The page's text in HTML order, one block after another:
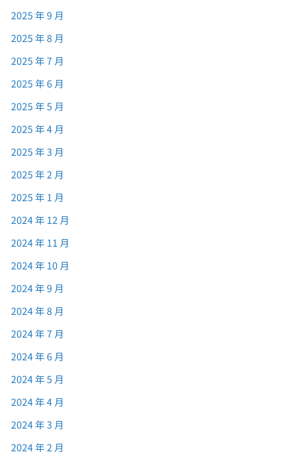
2025 年 9 月
2025 年 8 月
2025 年 7 月
2025 年 6 月
2025 年 5 月
2025 年 4 月
2025 年 3 月
2025 年 2 月
2025 年 1 月
2024 年 12 月
2024 年 11 月
2024 年 10 月
2024 年 9 月
2024 年 8 月
2024 年 7 月
2024 年 6 月
2024 年 5 月
2024 年 4 月
2024 年 3 月
2024 年 2 月